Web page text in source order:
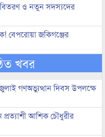
বিতরণ ও নতুন সদস্যদের
বেপরোয়া জকিগঞ্জের
খবর
গণঅভ্যুত্থান দিবস উপলক্ষে
আশিক চৌধুরীর